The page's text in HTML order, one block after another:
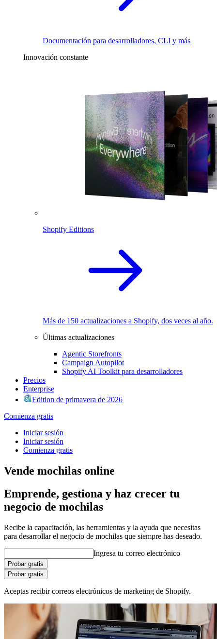
Documentación para desarrolladores, CLI y más
Innovación constante
Shopify Editions
Más de 150 actualizaciones a Shopify, dos veces al año.
Últimas actualizaciones
Agentic Storefronts
Campaign Autopilot
Shopify AI Toolkit para desarrolladores
Precios
Enterprise
Edition de primavera de 2026
Comienza gratis
Iniciar sesión
Iniciar sesión
Comienza gratis
Vende mochilas online
Emprende, gestiona y haz crecer tu
negocio de mochilas
Recibe la capacitación, las herramientas y la ayuda que necesitas
para desarrollar el negocio de mochilas que siempre has deseado.
Ingresa tu correo electrónico
Probar gratis
Probar gratis
Aceptas recibir correos electrónicos de marketing de Shopify.